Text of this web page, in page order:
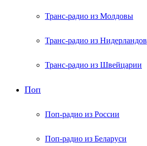
Транс-радио из Молдовы
Транс-радио из Нидерландов
Транс-радио из Швейцарии
Поп
Поп-радио из России
Поп-радио из Беларуси